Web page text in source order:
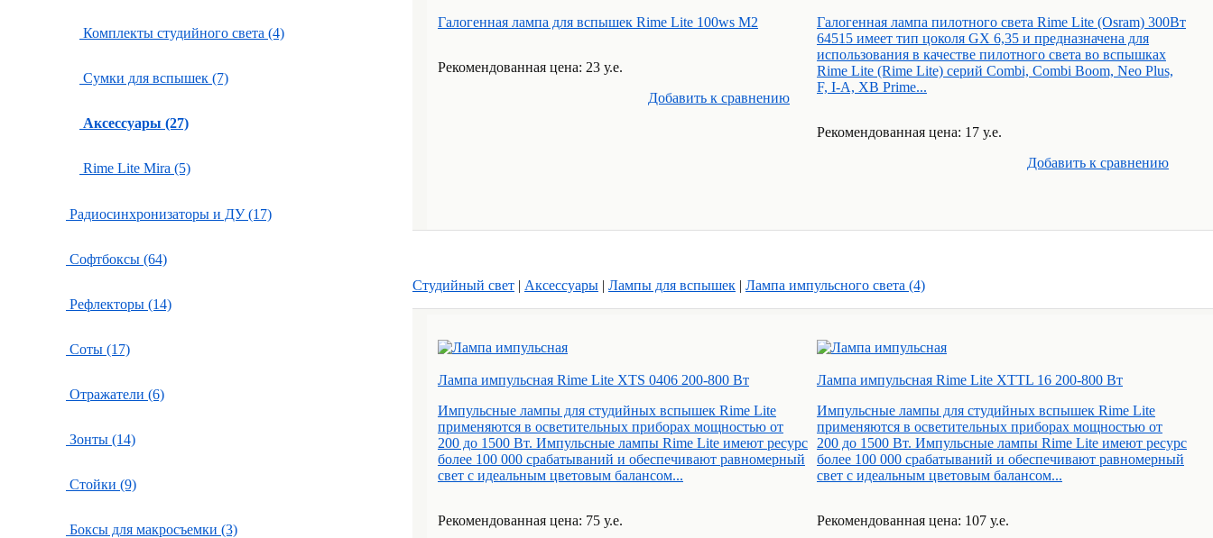
Комплекты студийного света (4)
Сумки для вспышек (7)
Аксессуары (27)
Rime Lite Mira (5)
Радиосинхронизаторы и ДУ (17)
Софтбоксы (64)
Рефлекторы (14)
Соты (17)
Отражатели (6)
Зонты (14)
Стойки (9)
Боксы для макросъемки (3)
Галогенная лампа для вспышек Rime Lite 100ws M2
Рекомендованная цена: 23 у.е.
Добавить к cравнению
Галогенная лампа пилотного света Rime Lite (Osram) 300Вт
64515 имеет тип цоколя GX 6,35 и предназначена для
использования в качестве пилотного света во вспышках
Rime Lite (Rime Lite) серий Combi, Combi Boom, Neo Plus,
F, I-A, XB Prime...
Рекомендованная цена: 17 у.е.
Добавить к cравнению
Студийный свет | Аксессуары | Лампы для вспышек | Лампа импульсного света (4)
Лампа импульсная Rime Lite XTS 0406 200-800 Вт
Импульсные лампы для студийных вспышек Rime Lite
применяются в осветительных приборах мощностью от
200 до 1500 Вт. Импульсные лампы Rime Lite имеют ресурс
более 100 000 срабатываний и обеспечивают равномерный
свет с идеальным цветовым балансом...
Рекомендованная цена: 75 у.е.
Лампа импульсная Rime Lite XTTL 16 200-800 Вт
Импульсные лампы для студийных вспышек Rime Lite
применяются в осветительных приборах мощностью от
200 до 1500 Вт. Импульсные лампы Rime Lite имеют ресурс
более 100 000 срабатываний и обеспечивают равномерный
свет с идеальным цветовым балансом...
Рекомендованная цена: 107 у.е.